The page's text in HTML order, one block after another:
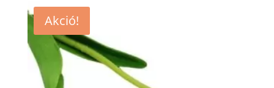
Akció!